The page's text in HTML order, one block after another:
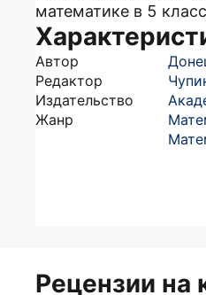
математике в 5
Автор
Редактор
Издательство
Жанр
Рецензии на